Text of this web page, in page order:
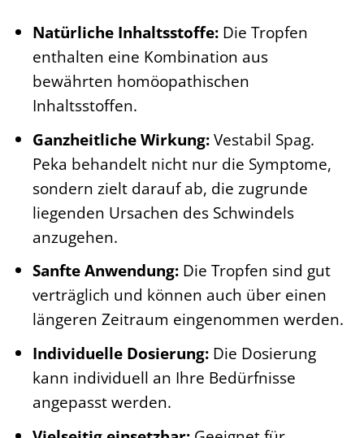
Natürliche Inhaltsstoffe:Die Tropfen
enthalten eine Kombination aus
bewährten homöopathischen
Inhaltsstoffen.
Ganzheitliche Wirkung:Vestabil Spag.
Peka behandelt nicht nur die Symptome,
sondern zielt darauf ab, die zugrunde
liegenden Ursachen des Schwindels
anzugehen.
Sanfte Anwendung:Die Tropfen sind gut
verträglich und können auch über einen
längeren Zeitraum eingenommen werden.
Individuelle Dosierung:Die Dosierung
kann individuell an Ihre Bedürfnisse
angepasst werden.